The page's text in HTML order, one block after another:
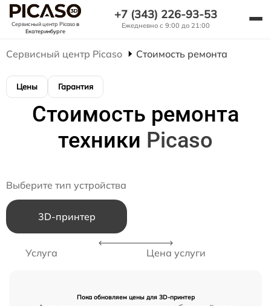
Сервисный центр Picasoв
Екатеринбурге
+7 (343) 226-93-53
Ежедневно с 9:00 до 21:00
Сервисный центр Picaso Стоимость ремонта
Цены Гарантия
Стоимость ремонта
техники Picaso
Выберите тип устройства
3D-принтер
Услуга Цена услуги
Пока обновляем цены для 3D-принтер